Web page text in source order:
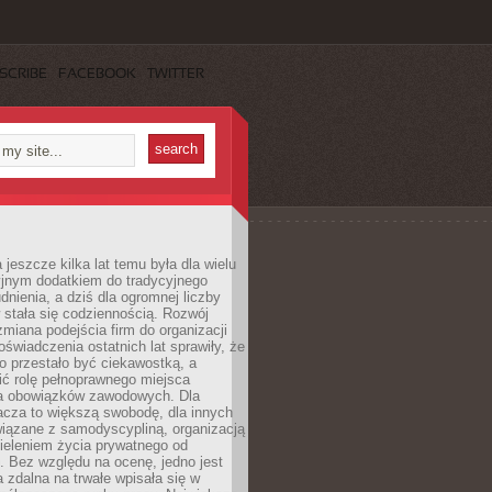
FACEBOOK TWITTER
jeszcze kilka lat temu była dla wielu
dodatkiem do tradycyjnego
a dziś dla ogromnej liczby
stała się codziennością. Rozwój
podejścia firm do organizacji
ostatnich lat sprawiły, że
przestało być ciekawostką, a
rolę pełnoprawnego miejsca
obowiązków zawodowych. Dla
to większą swobodę, dla innych
z samodyscypliną, organizacją
życia prywatnego od
Bez względu na ocenę, jedno jest
zdalna na trwałe wpisała się w